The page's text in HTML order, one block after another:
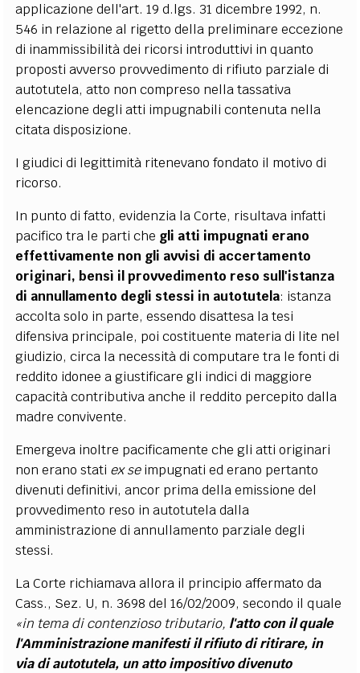
applicazione dell'art. 19 d.lgs. 31 dicembre 1992, n.
546 in relazione al rigetto della preliminare eccezione
di inammissibilità dei ricorsi introduttivi in quanto
proposti avverso provvedimento di rifiuto parziale di
autotutela, atto non compreso nella tassativa
elencazione degli atti impugnabili contenuta nella
citata disposizione.
I giudici di legittimità ritenevano fondato il motivo di
ricorso.
In punto di fatto, evidenzia la Corte, risultava infatti
pacifico tra le parti che gli atti impugnati erano
effettivamente non gli avvisi di accertamento
originari, bensì il provvedimento reso sull'istanza
di annullamento degli stessi in autotutela: istanza
accolta solo in parte, essendo disattesa la tesi
difensiva principale, poi costituente materia di lite nel
giudizio, circa la necessità di computare tra le fonti di
reddito idonee a giustificare gli indici di maggiore
capacità contributiva anche il reddito percepito dalla
madre convivente.
Emergeva inoltre pacificamente che gli atti originari
non erano stati ex seimpugnati ed erano pertanto
divenuti definitivi, ancor prima della emissione del
provvedimento reso in autotutela dalla
amministrazione di annullamento parziale degli
stessi.
La Corte richiamava allora il principio affermato da
Cass., Sez. U, n. 3698 del 16/02/2009, secondo il quale
«in tema di contenzioso tributario, l'atto con il quale
l'Amministrazione manifesti il rifiuto di ritirare, in
via di autotutela, un atto impositivo divenuto